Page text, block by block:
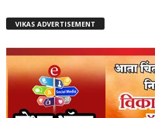
VIKAS ADVERTISEMENT